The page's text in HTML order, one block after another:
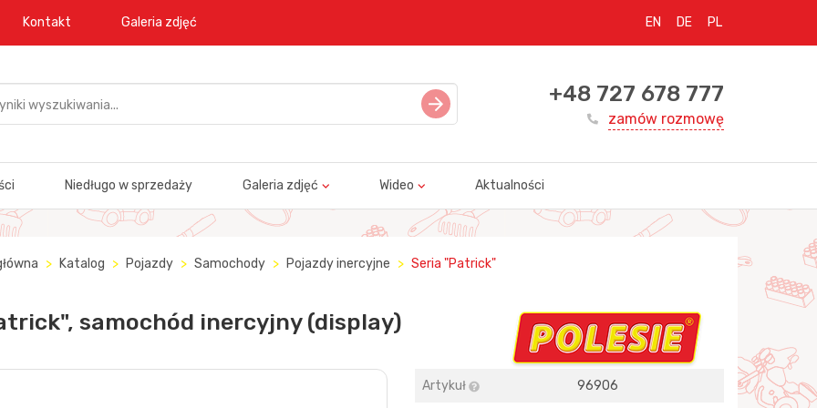
Kontakt Galeria zdjęć EN DE PL
+48 727 678 777
zamów rozmowę
Niedługo w sprzedaży Galeria zdjęć Wideo Aktualności
Katalog Pojazdy Samochody Pojazdy inercyjne Seria "Patrick"
samochód inercyjny (display)
Artykuł 96906